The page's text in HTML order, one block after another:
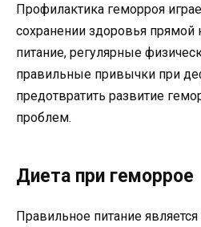
Профилактика геморроя
сохранении здоровья
питание, регулярные
правильные привычки при
предотвратить развитие
проблем.
Диета при геморрое
Правильное питание